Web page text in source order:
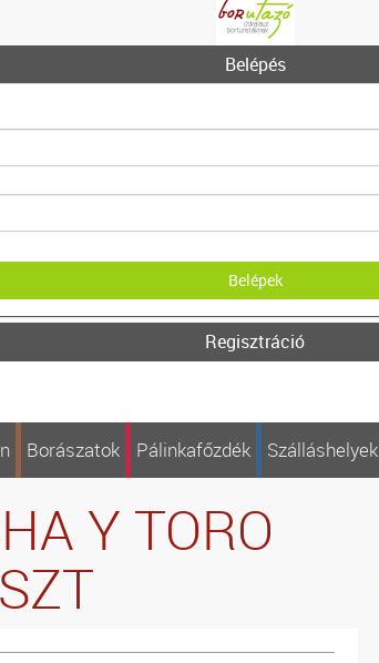
Belépés
Regisztráció
Borászatok Pálinkafőzdék Szálláshelyek
Y TORO